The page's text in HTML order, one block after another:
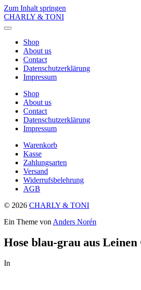
Zum Inhalt springen
CHARLY & TONI
Menü
umschalten
Shop
About us
Contact
Datenschutzerklärung
Impressum
Shop
About us
Contact
Datenschutzerklärung
Impressum
Warenkorb
Kasse
Zahlungsarten
Versand
Widerrufsbelehrung
AGB
© 2026 CHARLY & TONI
Ein Theme von Anders Norén
Hose blau-grau aus Leinen
In